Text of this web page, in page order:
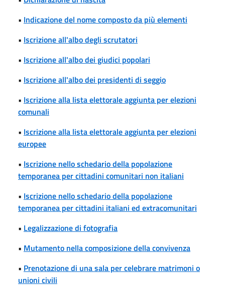
• Indicazione del nome composto da più elementi
• Iscrizione all'albo degli scrutatori
• Iscrizione all'albo dei giudici popolari
• Iscrizione all'albo dei presidenti di seggio
• Iscrizione alla lista elettorale aggiunta per elezioni
comunali
• Iscrizione alla lista elettorale aggiunta per elezioni
europee
• Iscrizione nello schedario della popolazione
temporanea per cittadini comunitari non italiani
• Iscrizione nello schedario della popolazione
temporanea per cittadini italiani ed extracomunitari
• Legalizzazione di fotografia
• Mutamento nella composizione della convivenza
• Prenotazione di una sala per celebrare matrimoni o
unioni civili